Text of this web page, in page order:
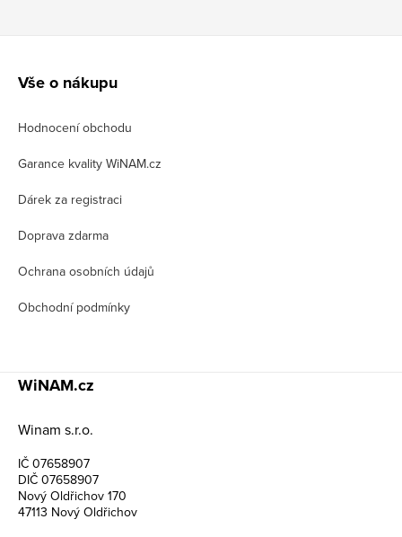
Vše o nákupu
Hodnocení obchodu
Garance kvality WiNAM.cz
Dárek za registraci
Doprava zdarma
Ochrana osobních údajů
Obchodní podmínky
WiNAM.cz
Winam s.r.o.
IČ 07658907
DIČ 07658907
Nový Oldřichov 170
47113 Nový Oldřichov